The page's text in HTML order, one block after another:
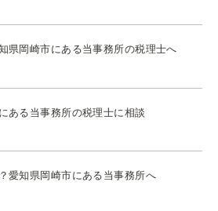
県岡崎市にある当事務所の税理士へ
ある当事務所の税理士に相談
愛知県岡崎市にある当事務所へ